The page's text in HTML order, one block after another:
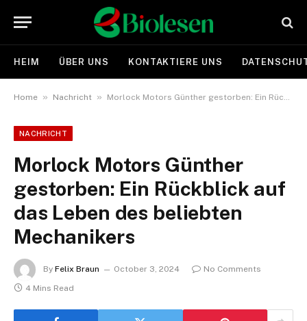
HEIM ÜBER UNS KONTAKTIERE UNS
Home » Nachricht » Morlock Motors Günther gestorben: Ein Rückblick auf das Leben des beliebten Mechanikers
NACHRICHT
Morlock Motors Günther
gestorben: Ein Rückblick auf
das Leben des beliebten
Mechanikers
By Felix Braun October 3, 2024
No Comments
4 Mins Read